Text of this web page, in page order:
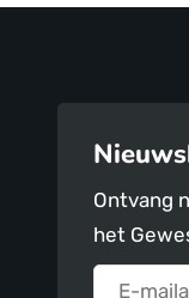
Ontvang
het